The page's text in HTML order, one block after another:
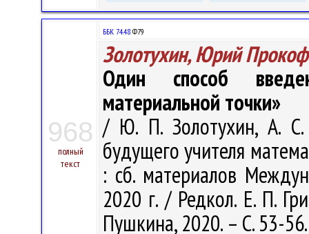
968
полный
текст
ББК 74.48 Ф79
Золотухин, Юрий
Один способ
материальной точки»
/ Ю. П. Золотухин, А. С.
будущего учителя
: сб. материалов
2020 г. / Редкол. Е. П.
Пушкина, 2020. – С. 53-